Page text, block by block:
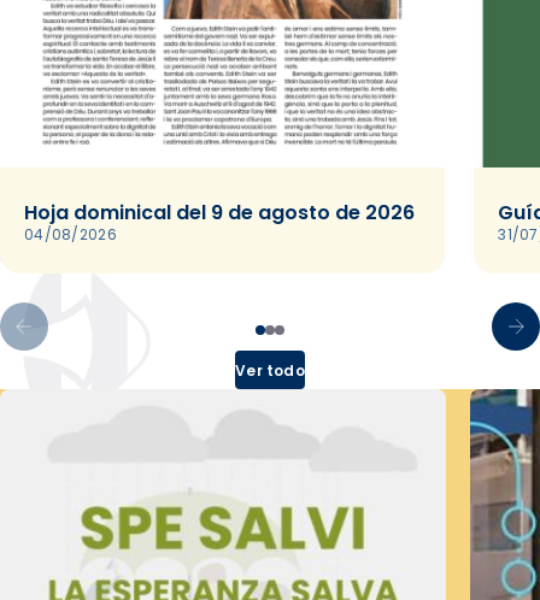
Hoja dominical del 9 de agosto de 2026
04/08/2026 31/
Ver todo